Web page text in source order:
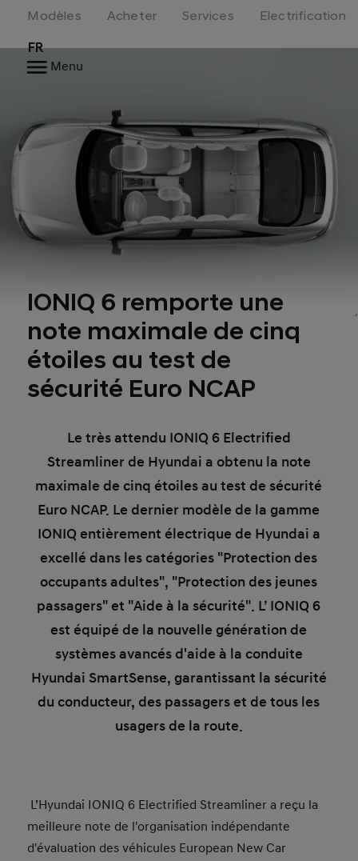
Modèles Acheter Services Electrification
FR
Menu
IONIQ 6 remporte une
note maximale de cinq
étoiles au test de
sécurité Euro NCAP
Le très attendu IONIQ 6 Electrified
Streamliner de Hyundai a obtenu la note
maximale de cinq étoiles au test de sécurité
Euro NCAP. Le dernier modèle de la gamme
IONIQ entièrement électrique de Hyundai a
excellé dans les catégories "Protection des
occupants adultes", "Protection des jeunes
passagers" et "Aide à la sécurité". L’ IONIQ 6
est équipé de la nouvelle génération de
systèmes avancés d'aide à la conduite
Hyundai SmartSense, garantissant la sécurité
du conducteur, des passagers et de tous les
usagers de la route.
L’Hyundai IONIQ 6 Electrified Streamliner a reçu la
meilleure note de l'organisation indépendante
d'évaluation des véhicules European New Car